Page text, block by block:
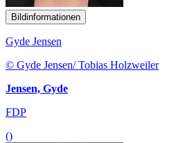
Bildinformationen
Gyde Jensen
© Gyde Jensen/ Tobias Holzweiler
Jensen, Gyde
FDP
()